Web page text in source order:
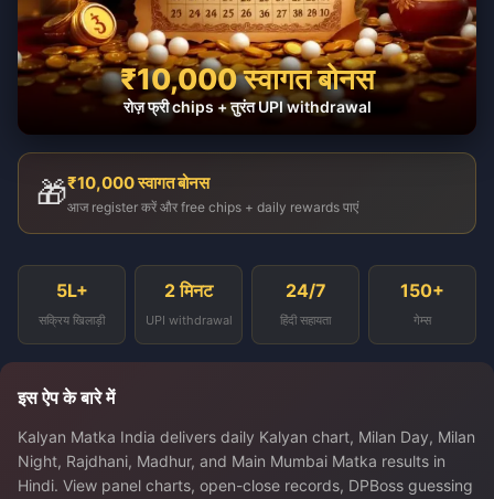
₹10,000 स्वागत बोनस
रोज़ फ्री chips + तुरंत UPI withdrawal
🎁₹10,000 स्वागत बोनस
आज register करें और free chips + daily rewards पाएं
5L+
सक्रिय खिलाड़ी
2 मिनट
UPI withdrawal
24/7
हिंदी सहायता
150+
गेम्स
इस ऐप के बारे में
Kalyan Matka India delivers daily Kalyan chart, Milan Day, Milan
Night, Rajdhani, Madhur, and Main Mumbai Matka results in
Hindi. View panel charts, open-close records, DPBoss guessing